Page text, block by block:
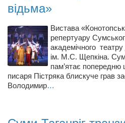
відьма»
Вистава
репертуару
академічного
ім. М.С. Щепкіна.
пам’ятає попередню
писаря Пістряка блискуче грав
Володимир…